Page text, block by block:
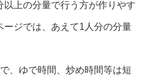
上の分量で行う方が作りやす
ージでは、あえて1人分の分量
、ゆで時間、炒め時間等は短